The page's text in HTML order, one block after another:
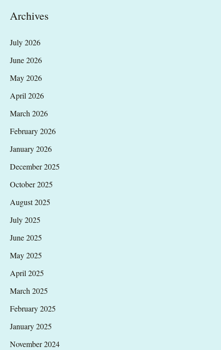
Archives
July 2026
June 2026
May 2026
April 2026
March 2026
February 2026
January 2026
December 2025
October 2025
August 2025
July 2025
June 2025
May 2025
April 2025
March 2025
February 2025
January 2025
November 2024